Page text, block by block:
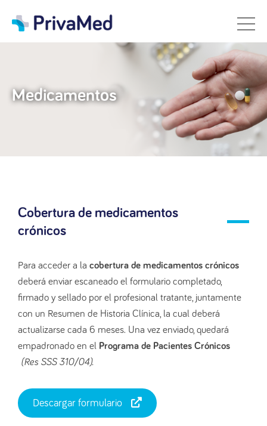
Medicamentos
Cobertura de medicamentos
crónicos
Para acceder a la cobertura de medicamentos crónicos
deberá enviar escaneado el formulario completado,
firmado y sellado por el profesional tratante, juntamente
con un Resumen de Historia Clínica, la cual deberá
actualizarse cada 6 meses. Una vez enviado, quedará
empadronado en el Programa de Pacientes Crónicos
(Res SSS 310/04).
Descargar formulario